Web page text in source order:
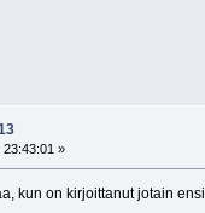
23:43:01 »
kun on kirjoittanut jotain